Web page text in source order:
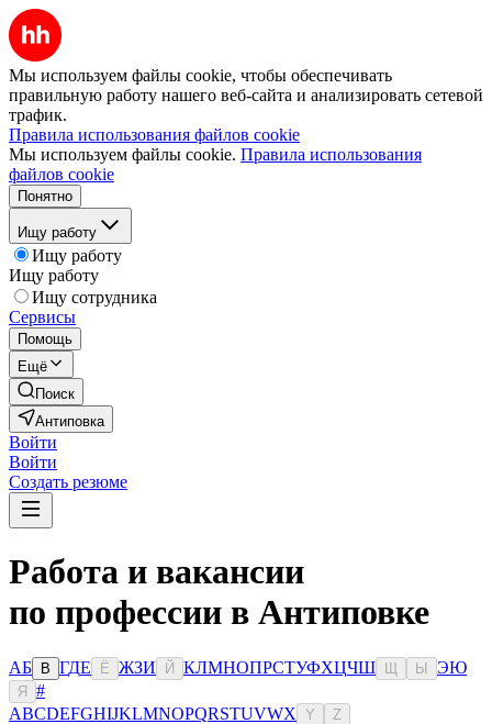
Мы используем файлы cookie, чтобы обеспечивать
правильную работу нашего веб-сайта и анализировать сетевой
трафик.
Правила использования файлов cookie
Мы используем файлы cookie. Правила использования
файлов cookie
Понятно
Ищу работу
Ищу работу
Ищу работу
Ищу сотрудника
Сервисы
Помощь
Ещё
Поиск
Антиповка
Войти
Войти
Создать резюме
Работа и вакансии
по профессии в Антиповке
АБ В ГДЕ Ё ЖЗИ Й КЛМНОПРСТУФХЦЧШ Ы ЭЮ
Я
#
ABCDEFGHIJKLMNOPQRSTUVWX Y Z